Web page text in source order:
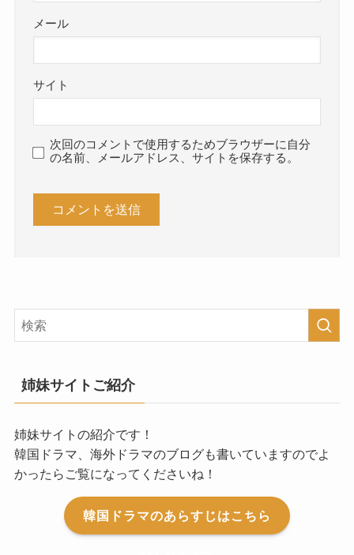
メール
サイト
次回のコメントで使用するためブラウザーに自分
の名前、メールアドレス、サイトを保存する。
姉妹サイトご紹介
姉妹サイトの紹介です！
韓国ドラマ、海外ドラマのブログも書いていますのでよ
かったらご覧になってくださいね！
韓国ドラマのあらすじはこちら